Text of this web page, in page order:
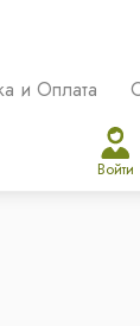
и Оплата
Войти